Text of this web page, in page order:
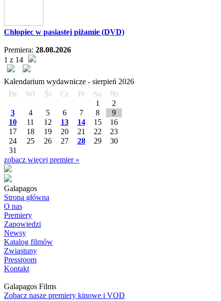
Chłopiec w pasiastej piżamie (DVD)
Premiera: 28.08.2026
1 z 14
Kalendarium wydawnicze - sierpień 2026
Pn
Wt Śr Cz Pi So
Ni
1
2
3
4 5 6 7 8
9
10
11 12 13 14 15
16
17
18 19 20 21 22
23
24
25 26 27 28 29
30
31
zobacz więcej premier »
Galapagos
Strona główna
O nas
Premiery
Zapowiedzi
Newsy
Katalog filmów
Zwiastuny
Pressroom
Kontakt
Galapagos Films
Zobacz nasze premiery kinowe i VOD